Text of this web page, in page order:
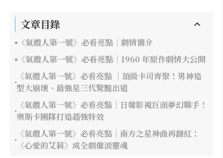
文章目錄
《氣體人第一號》必看亮點｜劇情簡介
《氣體人第一號》必看亮點｜1960 年原作劇情大公開
《氣體人第一號》必看亮點 ｜頂級卡司齊聚！男神造
型大崩壞、最強星三代驚豔出道
《氣體人第一號》必看亮點｜日韓影視巨頭夢幻聯手！
奧斯卡團隊打造超強特效
《氣體人第一號》必看亮點｜南方之星神曲再翻紅：
《心愛的艾莉》成全劇催淚靈魂